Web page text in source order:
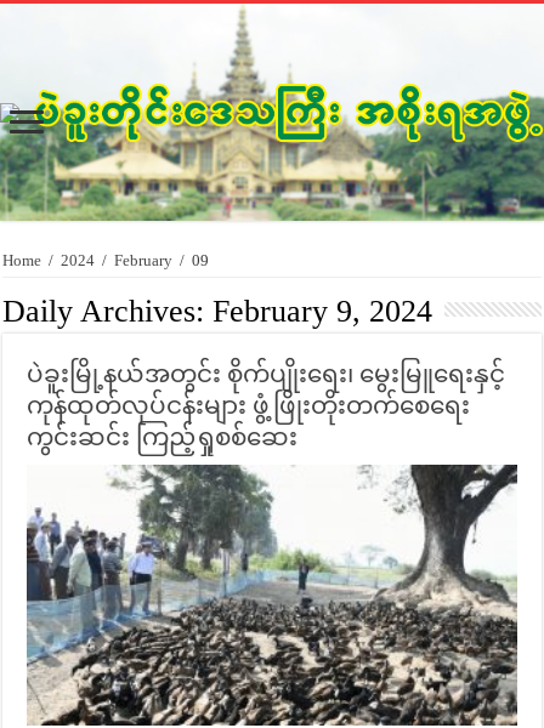
Home / 2024 / February / 09
Daily Archives:February 9, 2024
ပဲခူးမြို့နယ်အတွင်း စိုက်ပျိုးရေး၊ မွေးမြူရေးနှင့်
ကုန်ထုတ်လုပ်ငန်းများ ဖွံ့ဖြိုးတိုးတက်စေရေး
ကွင်းဆင်း ကြည့်ရှုစစ်ဆေး